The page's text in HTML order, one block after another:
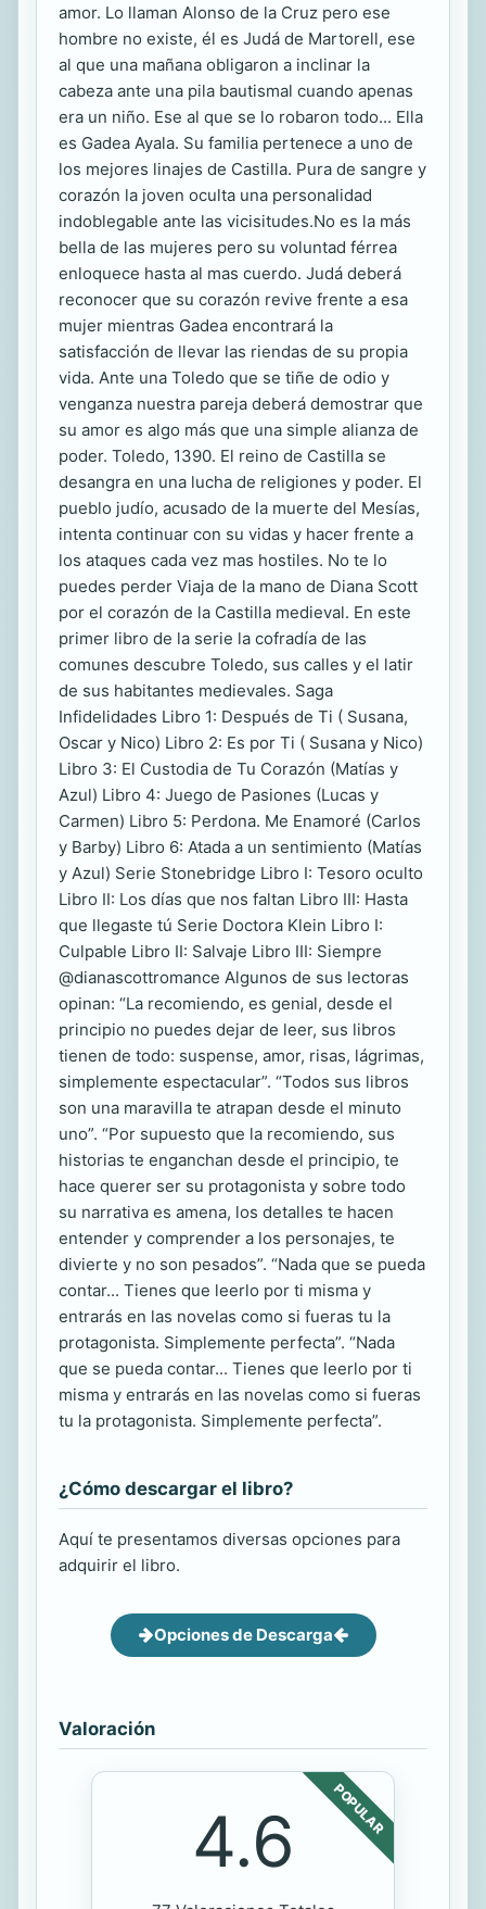
amor. Lo llaman Alonso de la Cruz pero ese
hombre no existe, él es Judá de Martorell, ese
al que una mañana obligaron a inclinar la
cabeza ante una pila bautismal cuando apenas
era un niño. Ese al que se lo robaron todo... Ella
es Gadea Ayala. Su familia pertenece a uno de
los mejores linajes de Castilla. Pura de sangre y
corazón la joven oculta una personalidad
indoblegable ante las vicisitudes.No es la más
bella de las mujeres pero su voluntad férrea
enloquece hasta al mas cuerdo. Judá deberá
reconocer que su corazón revive frente a esa
mujer mientras Gadea encontrará la
satisfacción de llevar las riendas de su propia
vida. Ante una Toledo que se tiñe de odio y
venganza nuestra pareja deberá demostrar que
su amor es algo más que una simple alianza de
poder. Toledo, 1390. El reino de Castilla se
desangra en una lucha de religiones y poder. El
pueblo judío, acusado de la muerte del Mesías,
intenta continuar con su vidas y hacer frente a
los ataques cada vez mas hostiles. No te lo
puedes perder Viaja de la mano de Diana Scott
por el corazón de la Castilla medieval. En este
primer libro de la serie la cofradía de las
comunes descubre Toledo, sus calles y el latir
de sus habitantes medievales. Saga
Infidelidades Libro 1: Después de Ti ( Susana,
Oscar y Nico) Libro 2: Es por Ti ( Susana y Nico)
Libro 3: El Custodia de Tu Corazón (Matías y
Azul) Libro 4: Juego de Pasiones (Lucas y
Carmen) Libro 5: Perdona. Me Enamoré (Carlos
y Barby) Libro 6: Atada a un sentimiento (Matías
y Azul) Serie Stonebridge Libro I: Tesoro oculto
Libro II: Los días que nos faltan Libro III: Hasta
que llegaste tú Serie Doctora Klein Libro I:
Culpable Libro II: Salvaje Libro III: Siempre
@dianascottromance Algunos de sus lectoras
opinan: “La recomiendo, es genial, desde el
principio no puedes dejar de leer, sus libros
tienen de todo: suspense, amor, risas, lágrimas,
simplemente espectacular”. “Todos sus libros
son una maravilla te atrapan desde el minuto
uno”. “Por supuesto que la recomiendo, sus
historias te enganchan desde el principio, te
hace querer ser su protagonista y sobre todo
su narrativa es amena, los detalles te hacen
entender y comprender a los personajes, te
divierte y no son pesados”. “Nada que se pueda
contar... Tienes que leerlo por ti misma y
entrarás en las novelas como si fueras tu la
protagonista. Simplemente perfecta”. “Nada
que se pueda contar... Tienes que leerlo por ti
misma y entrarás en las novelas como si fueras
tu la protagonista. Simplemente perfecta”.
¿Cómo descargar el libro?
Aquí te presentamos diversas opciones para
adquirir el libro.
Opciones de Descarga
Valoración
POPULAR
4.6